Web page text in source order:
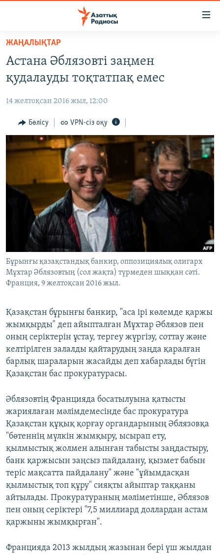
Skip
main
content
Skip
to
Navigation
Skip
to
ЖАҢАЛЫҚТАР
AZATTYQTV
ҚАҢТАР ОҚИҒАСЫ
АДАМ ҚҰҚЫҚТАРЫ
ӘЛЕУМЕТ
АРНАЙЫ ЖОБАЛАР
Русский
ЖАЗЫЛЫҢЫЗ
Басқа тілдерде
ЖАҢАЛЫҚТАР
Астана Әблязовті заңмен
қудалауды тоқтатпақ емес
14 желтоқсан 2016 жыл, 12:00
Бөлісу VPN-сіз оқу
Бұрынғы қазақстандық банкир, оппозициялық олигарх
Мұхтар Әблязовтың (сол жақта) түрмеден шыққан сәті.
Франция, 9 желтоқсан 2016 жыл.
Қазақстан бұрынғы банкир, "аса ірі көлемде қаржы
жымқырды" деп айыпталған Мұхтар Әблязов пен
оның серіктерін ұстау, тергеу жүргізу, соттау және
келтірілген залалды қайтарудың заңда қаралған
барлық шараларын жасайды деп хабарлады бүгін
Қазақстан бас прокуратурасы.
Әблязовтің Францияда босатылуына қатысты
жариялаған мәлімдемесінде бас прокуратура
Қазақстан құқық қорғау органдарының Әблязовқа
"бөтеннің мүлкін жымқыру, ысырап ету,
қылмыстық жолмен алынған табысты заңдастыру,
банк қаржысын заңсыз пайдалану, қызмет бабын
теріс мақсатта пайдалану" және "ұйымдасқан
қылмыстық топ құру" сияқты айыптар таққаны
айтылады. Прокуратураның мәліметінше, Әблязов
пен оның серіктері "7,5 миллиард доллардан астам
қаржыны жымқырған".
Францияда 2013 жылдың жазынан бері үш жылдан